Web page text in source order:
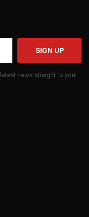
SIGN UP
news straight to your